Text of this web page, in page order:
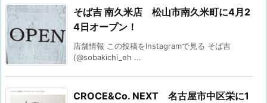
そば吉 南久米店 松山市南久米町に4月2
4日オープン！
店舗情報 この投稿をInstagramで見る そば吉
(@sobakichi_eh ...
CROCE&Co. NEXT 名古屋市中区栄に1